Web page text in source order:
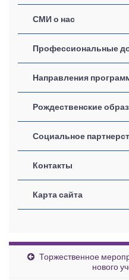
СМИ о нас
Профессиональные
Направления
Рождественские
Социальное
Контакты
Карта сайта
Торжественное
нового